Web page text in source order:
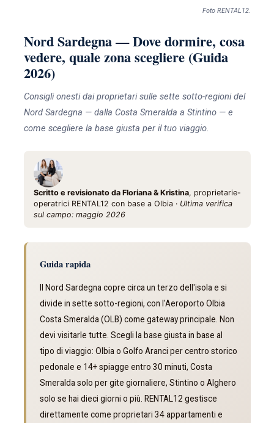
Foto RENTAL12.
Nord Sardegna — Dove dormire, cosa
vedere, quale zona scegliere (Guida
2026)
Consigli onesti dai proprietari sulle sette sotto-regioni del
Nord Sardegna — dalla Costa Smeralda a Stintino — e
come scegliere la base giusta per il tuo viaggio.
Scritto e revisionato da Floriana & Kristina, proprietarie-
operatrici RENTAL12 con base a Olbia · Ultima verifica
sul campo: maggio 2026
Guida rapida
Il Nord Sardegna copre circa un terzo dell'isola e si
divide in sette sotto-regioni, con l'Aeroporto Olbia
Costa Smeralda (OLB) come gateway principale. Non
devi visitarle tutte. Scegli la base giusta in base al
tipo di viaggio: Olbia o Golfo Aranci per centro storico
pedonale e 14+ spiagge entro 30 minuti, Costa
Smeralda solo per gite giornaliere, Stintino o Alghero
solo se hai dieci giorni o più. RENTAL12 gestisce
direttamente come proprietari 34 appartamenti e